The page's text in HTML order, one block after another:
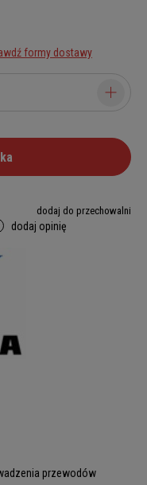
formy dostawy
dodaj do przechowalni
dodaj opinię
przewodów